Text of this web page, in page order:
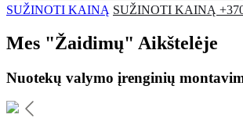
SUŽINOTI KAINĄ SUŽINOTI KAINĄ
Mes "Žaidimų" Aikštelėje
Nuotekų valymo įrenginių